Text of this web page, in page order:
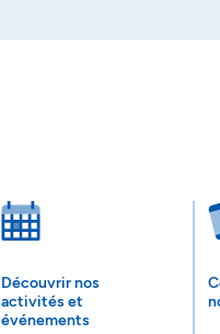
Découvrir nos
activités et
événements